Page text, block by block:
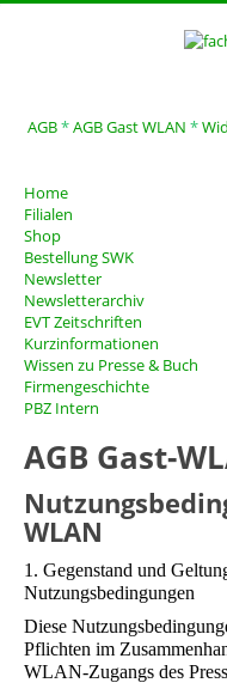
AGB*AGB Gast WLAN *
Home
Filialen
Shop
Bestellung SWK
Newsletter
Newsletterarchiv
EVT Zeitschriften
Kurzinformationen
Wissen zu Presse & Buch
Firmengeschichte
PBZ Intern
AGB Gast-
WLAN
1. Gegenstand und
Diese
Pflichten im
WLAN-Zugangs des